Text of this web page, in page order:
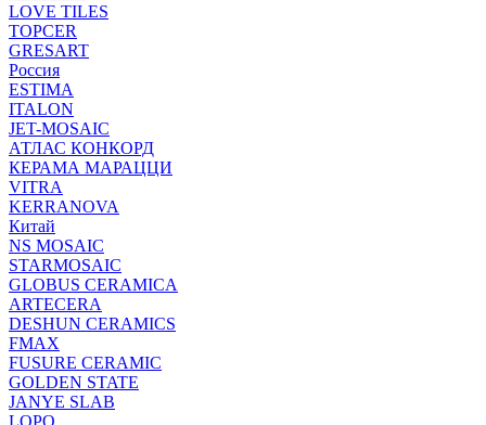
LOVE TILES
TOPCER
GRESART
Россия
ESTIMA
ITALON
JET-MOSAIC
АТЛАС КОНКОРД
КЕРАМА МАРАЦЦИ
VITRA
KERRANOVA
Китай
NS MOSAIC
STARMOSAIC
GLOBUS CERAMICA
ARTECERA
DESHUN CERAMICS
FMAX
FUSURE CERAMIC
GOLDEN STATE
JANYE SLAB
LOPO